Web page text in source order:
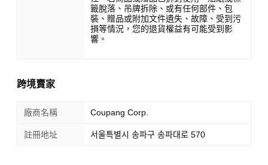
籤脫落、吊牌拆除、或有任何部件、包
裝、贈品或附加文件遺失、故障、受到污
損等情況，您的退貨權益有可能受到影
響。
跨境賣家
廠商名稱 Coupang Corp.
註冊地址 서울특별시 송파구 송파대로 570